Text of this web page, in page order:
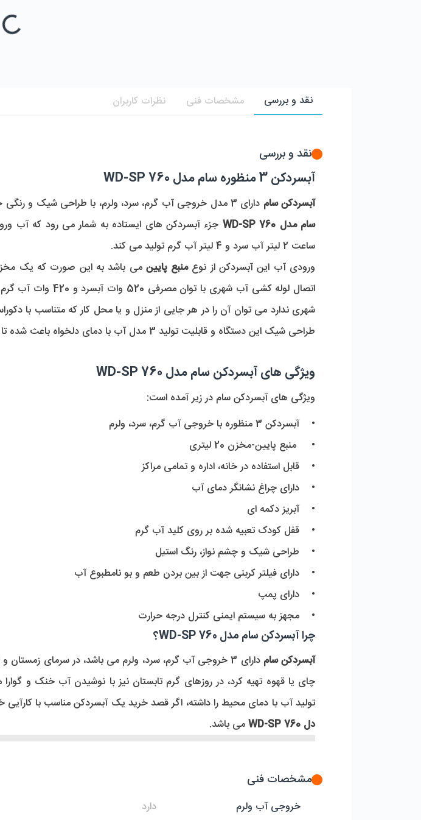
نقد و بررسی مشخصات فنی نظرات کاربران
نقد و بررسی
آبسردکن 3 منظوره سام مدل WD-SP 760
آبسردکن سام دارای 3 مدل خروجی آب گرم، سرد، ولرم، با طراحی شیک و رنگی جذاب مناسب برای استفاده در فضاهای اداری و بانک ها می باشد،
سام مدل WD-SP 760
جزء آبسردکن های ایستاده به شمار می رود که آب
ساعت 2 لیتر آب سرد و 4 لیتر آب گرم تولید می کند.
ورودی آب این آبسردکن از نوعمنبع پایین
اتصال لوله کشی آب
شهری ندارد می توان آن را در هر جایی از منزل و یا محل کار که متناسب با
طراحی شیک این دستگاه و قابلیت تولید 3 مدل آب با دمای دلخواه باعث شده تا این آبسردکن در زمره دستگاه های پرفروش قرار بگیرد.
ویژگی های آبسردکن سام مدل WD-SP 760
ویژگی های آبسردکن سام در زیر آمده است:
• آبسردکن 3 منظوره با خروجی آب گرم، سرد، ولرم
• منبع پایین-مخزن 20 لیتری
• قابل استفاده در خانه، اداره و تمامی مراکز
• دارای چراغ نشانگر دمای آب
• آبریز دکمه ای
• قفل کودک تعبیه شده بر روی کلید آب گرم
• طراحی شیک و چشم نواز، رنگ استیل
• دارای فیلتر کربنی جهت از بین بردن طعم و بو نامطبوع آب
• دارای پمپ
• مجهز به سیستم ایمنی کنترل درجه حرارت
چرا آبسردکن سام مدل WD-SP 760؟
آبسردکن سام
دارای 3 خروجی آب گرم، سرد، ولرم می باشد، در سرمای
چای یا قهوه تهیه کرد، در روزهای گرم تابستان نیز با نوشیدن آب خنک و
تولید آب با دمای محیط را داشته، اگر قصد خرید یک آبسردکن مناسب با کارآیی
دل WD-SP 760
می باشد.
مشخصات فنی
خروجی آب ولرم
دارد